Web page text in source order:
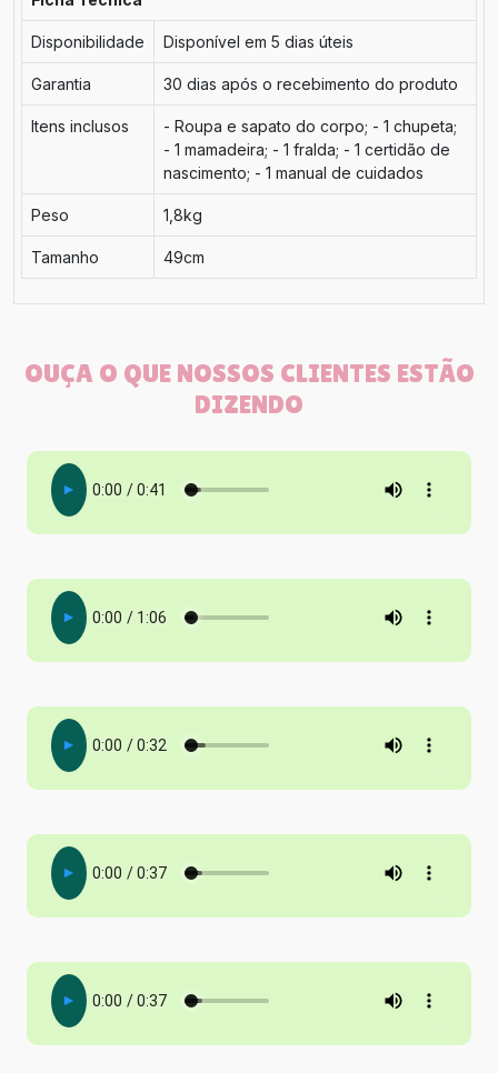
Disponibilidade Disponível em 5 dias úteis
Garantia 30 dias após o recebimento do produto
Itens inclusos
- Roupa e sapato do corpo; - 1 chupeta;
- 1 mamadeira; - 1 fralda; - 1 certidão de
nascimento; - 1 manual de cuidados
Peso 1,8kg
Tamanho 49cm
OUÇA O QUE NOSSOS CLIENTES ESTÃO
DIZENDO